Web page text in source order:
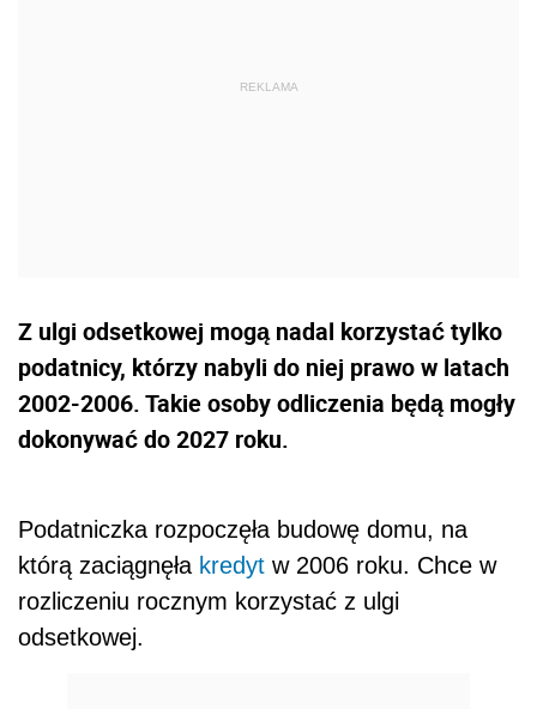
Z ulgi odsetkowej mogą nadal korzystać tylko
podatnicy, którzy nabyli do niej prawo w latach
2002-2006. Takie osoby odliczenia będą mogły
dokonywać do 2027 roku.
Podatniczka rozpoczęła budowę domu, na
którą zaciągnęła kredyt w 2006 roku. Chce w
rozliczeniu rocznym korzystać z ulgi
odsetkowej.